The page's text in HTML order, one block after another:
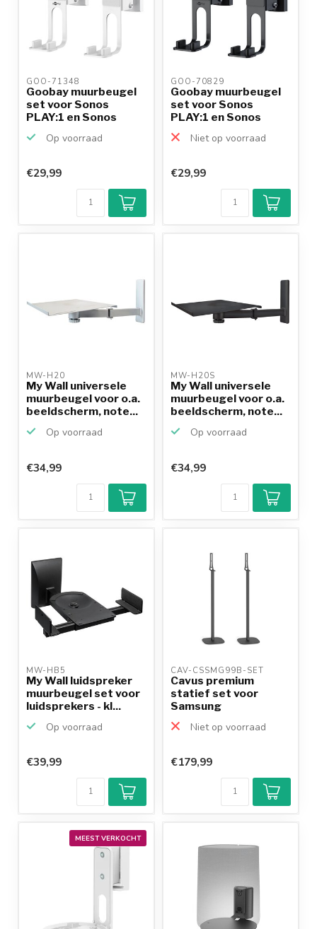
GOO-71348
Goobay muurbeugel
set voor Sonos
PLAY:1 en Sonos
Op voorraad
€29,99
GOO-70829
Goobay muurbeugel
set voor Sonos
PLAY:1 en Sonos
Niet op voorraad
€29,99
MW-H20
My Wall universele
muurbeugel voor o.a.
beeldscherm, note...
Op voorraad
€34,99
MW-H20S
My Wall universele
muurbeugel voor o.a.
beeldscherm, note...
Op voorraad
€34,99
MW-HB5
My Wall luidspreker
muurbeugel set voor
luidsprekers - kl...
Op voorraad
€39,99
CAV-CSSMG99B-SET
Cavus premium
statief set voor
Samsung
Niet op voorraad
€179,99
MEEST VERKOCHT